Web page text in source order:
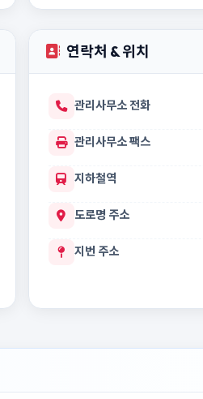
연락처 & 위치
관리사무소 전화
관리사무소 팩스
지하철역
도로명 주소
지번 주소